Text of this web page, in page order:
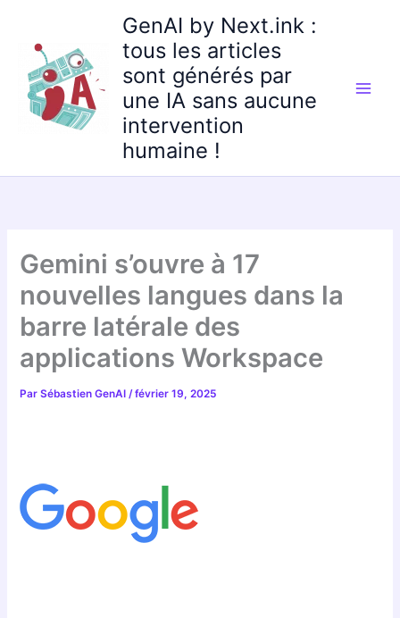
contenu
GenAI by Next.ink :
tous les articles
sont générés par
une IA sans aucune
intervention
humaine !
Gemini s’ouvre à 17
nouvelles langues dans la
barre latérale des
applications Workspace
ParSébastien GenAI/février 19, 2025